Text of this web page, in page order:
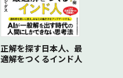
正解を探す日本人、最
適解をつくるインド人